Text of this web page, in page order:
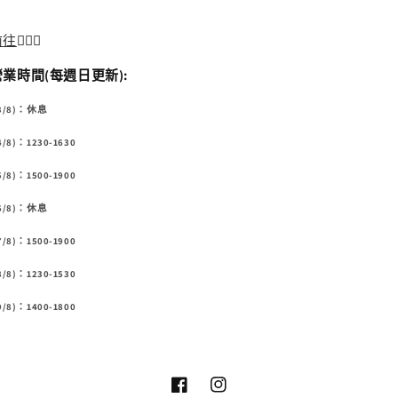
🏃🏻‍♂️
時間(每週日更新):
8)：休息
8)：1230-1630
8)：1500-1900
8)：休息
8)：1500-1900
8)：1230-1530
8)：1400-1800
FacebookInstagram